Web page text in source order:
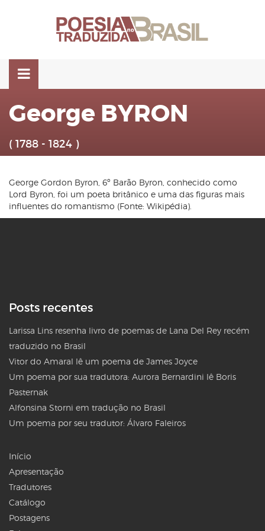
George BYRON
( 1788 - 1824 )
George Gordon Byron, 6º Barão Byron, conhecido como
Lord Byron, foi um poeta britânico e uma das figuras mais
influentes do romantismo (Fonte: Wikipédia).
Posts recentes
Larissa Lins resenha livro de poemas de Lana Del Rey recém
traduzido no Brasil
Vitor do Amaral lê um poema de James Joyce
Um poema por sua tradutora: Aurora Bernardini lê Boris
Pasternak
Alfonsina Storni em tradução no Brasil
Um poema por seu tradutor: Álvaro Faleiros
Início
Apresentação
Tradutores
Catálogo
Postagens